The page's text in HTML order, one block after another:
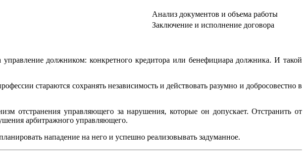
Анализ документов и объема работы
Заключение и исполнение договора
должником: конкретного кредитора или бенефициара должника. И такой
стараются сохранять независимость и действовать разумно и добросовестно в
отстранения управляющего за нарушения, которые он допускает. Отстранить от
арбитражного управляющего.
нападение на него и успешно реализовывать задуманное.